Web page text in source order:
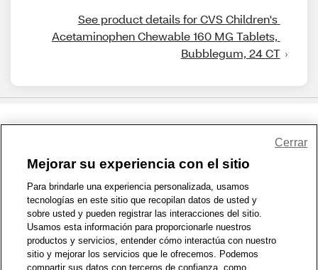
See product details for CVS Children's
Acetaminophen Chewable 160 MG Tablets,
Bubblegum, 24 CT
1-800-679-9691 | Contáctenos | Términos de Uso | Accesibilidad
Política de Privacidad | WA Privacy Policy | Mapa del sitio
Zona de Bienestar | © 1999 - 2026 CVS.com
Mejorar su experiencia con el sitio
Para brindarle una experiencia personalizada, usamos
tecnologías en este sitio que recopilan datos de usted y
sobre usted y pueden registrar las interacciones del sitio.
Usamos esta información para proporcionarle nuestros
productos y servicios, entender cómo interactúa con nuestro
sitio y mejorar los servicios que le ofrecemos. Podemos
compartir sus datos con terceros de confianza, como
Cerrar